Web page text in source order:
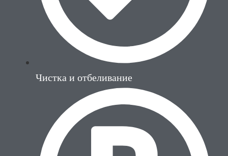
Чистка и отбеливание